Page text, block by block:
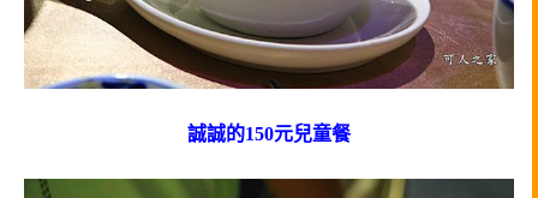
誠誠的150元兒童餐